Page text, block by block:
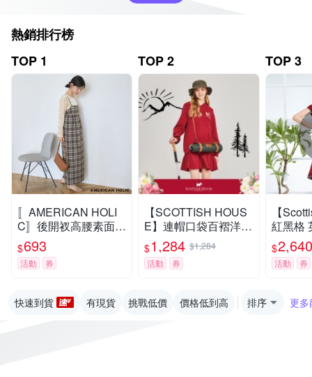
熱銷排行榜
TOP 1
〚AMERICAN HOLI
C〛後開衩高腰素面/
格紋吊帶洋裝
$693
活動 券
TOP 2
【SCOTTISH HOUS
E】連帽口袋百褶洋裝
(CGT23155)
$1,284 $1,284
活動
券
TOP 3
【
紅黑格
洋裝
$2,640
活動 券
快速到貨 有現貨 挑戰低價 價格低到高 排序 更多